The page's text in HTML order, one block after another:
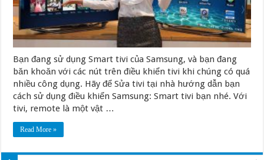
Bạn đang sử dụng Smart tivi của Samsung, và bạn đang
băn khoăn với các nút trên điều khiển tivi khi chúng có quá
nhiều công dụng. Hãy để Sửa tivi tại nhà hướng dẫn bạn
cách sử dụng điều khiển Samsung: Smart tivi bạn nhé. Với
tivi, remote là một vật …
Read More »